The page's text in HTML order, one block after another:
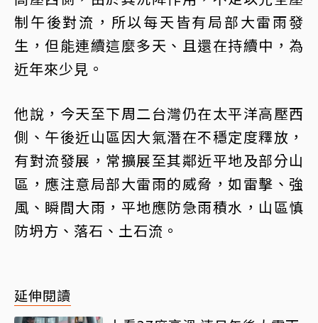
制午後對流，所以每天皆有局部大雷雨發
生，但能連續這麼多天、且還在持續中，為
近年來少見。
他說，今天至下周二台灣仍在太平洋高壓西
側、午後近山區因大氣潛在不穩定度釋放，
有對流發展，常擴展至其鄰近平地及部分山
區，應注意局部大雷雨的威脅，如雷擊、強
風、瞬間大雨，平地應防急雨積水，山區慎
防坍方、落石、土石流。
延伸閱讀